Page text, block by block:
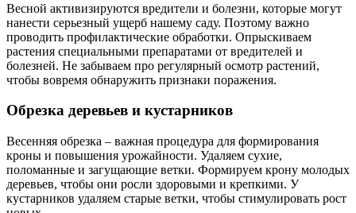
Весной активизируются вредители и болезни, которые могут
нанести серьезный ущерб нашему саду. Поэтому важно
проводить профилактические обработки. Опрыскиваем
растения специальными препаратами от вредителей и
болезней. Не забываем про регулярный осмотр растений,
чтобы вовремя обнаружить признаки поражения.
Обрезка деревьев и кустарников
Весенняя обрезка – важная процедура для формирования
кроны и повышения урожайности. Удаляем сухие,
поломанные и загущающие ветки. Формируем крону молодых
деревьев, чтобы они росли здоровыми и крепкими. У
кустарников удаляем старые ветки, чтобы стимулировать рост